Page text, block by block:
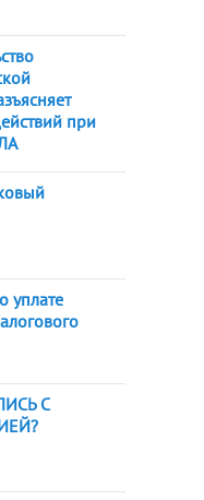
при
уплате
С